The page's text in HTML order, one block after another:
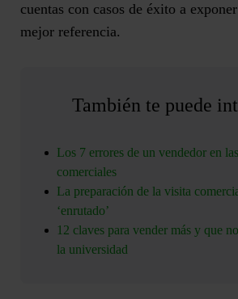
cuentas con casos de éxito a
mejor referencia.
También te puede
Los 7 errores de un vendedor en
comerciales
La preparación de la visita
‘enrutado’
12 claves para vender más y que
la universidad